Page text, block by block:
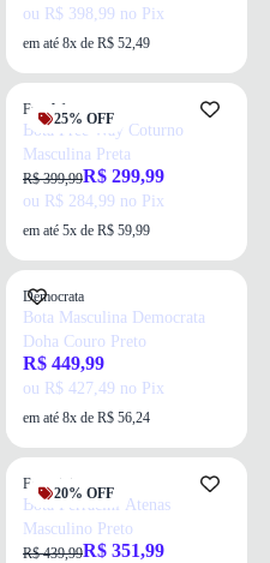
ou R$ 398,99 no Pix
em até 8x de R$ 52,49
25% OFF
Free Way
Bota Free Way Coturno
Masculina Preta
R$ 399,99R$ 299,99
ou R$ 284,99 no Pix
em até 5x de R$ 59,99
Democrata
Bota Masculina Democrata
Doha Couro Preto
R$ 449,99
ou R$ 427,49 no Pix
em até 8x de R$ 56,24
20% OFF
Ferracini
Bota Ferracini Atenas
Masculino Preto
R$ 439,99R$ 351,99